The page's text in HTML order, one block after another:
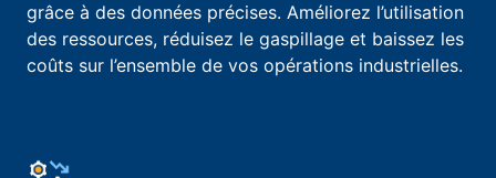
grâce à des données précises. Améliorez l’utilisation
des ressources, réduisez le gaspillage et baissez les
coûts sur l’ensemble de vos opérations industrielles.